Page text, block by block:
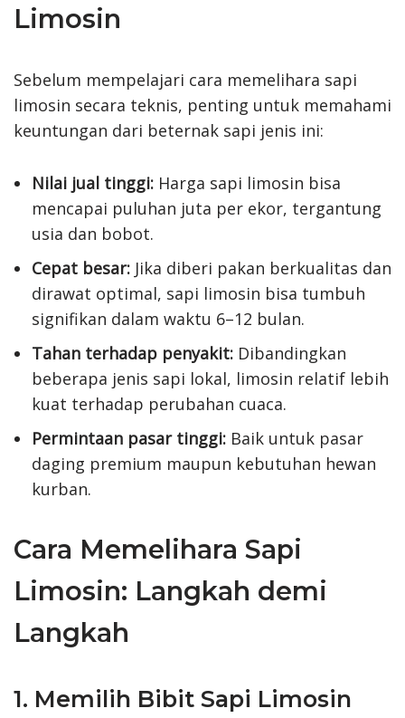
Limosin
Sebelum mempelajari cara memelihara sapi
limosin secara teknis, penting untuk memahami
keuntungan dari beternak sapi jenis ini:
Nilai jual tinggi: Harga sapi limosin bisa
mencapai puluhan juta per ekor, tergantung
usia dan bobot.
Cepat besar: Jika diberi pakan berkualitas dan
dirawat optimal, sapi limosin bisa tumbuh
signifikan dalam waktu 6–12 bulan.
Tahan terhadap penyakit: Dibandingkan
beberapa jenis sapi lokal, limosin relatif lebih
kuat terhadap perubahan cuaca.
Permintaan pasar tinggi: Baik untuk pasar
daging premium maupun kebutuhan hewan
kurban.
Cara Memelihara Sapi
Limosin: Langkah demi
Langkah
1. Memilih Bibit Sapi Limosin